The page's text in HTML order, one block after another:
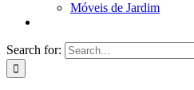
Móveis de Jardim
Search for: